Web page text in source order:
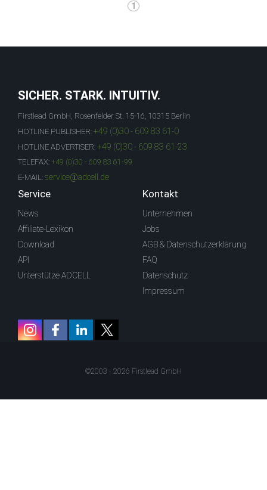
1
SICHER. STARK. INTUITIV.
Firstlead GmbH, Rosenfelder St. 15-16, 10315 Berlin
HOTLINE PUBLISHER: +49 (0)30 - 609 83 61-0
HOTLINE ADVERTISER: +49 (0)30 - 609 83 61-23
TELEFAX: +49 (0)30 - 609 83 61-99
E-MAIL: service@adcell.de
Service
News
Affiliate-Lexikon
Download
API
Unterstütze ADCELL
Kontakt
Unternehmen
Jobs
AGB & Datenschutzerklärung
FAQ
Datenschutz
Impressum
©2003 - 2026 Firstlead GmbH